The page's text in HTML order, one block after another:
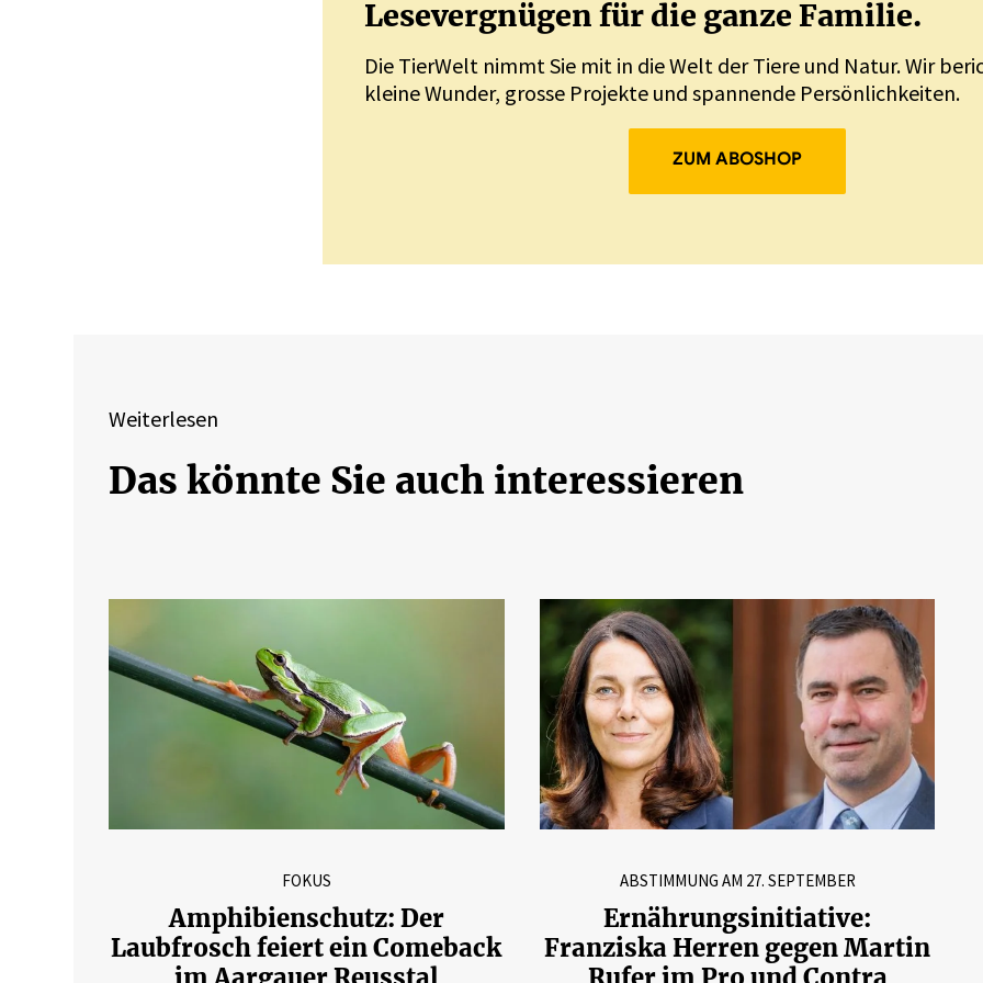
Lesevergnügen für die ganze Familie.
Die TierWelt nimmt Sie mit in die Welt der Tiere und Natur. Wir
kleine Wunder, grosse Projekte und spannende Persönlichkeiten.
ZUM ABOSHOP
Weiterlesen
Das könnte Sie auch interessieren
FOKUS
Amphibienschutz: Der
Laubfrosch feiert ein Comeback
ABSTIMMUNG AM 27. SEPTEMBER
Ernährungsinitiative:
Franziska Herren gegen Martin